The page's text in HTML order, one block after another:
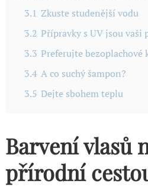
3.1 Zkuste studenější vodu
3.2 Přípravky s UV jsou vaši
3.3 Preferujte bezoplachové
3.4 A co suchý šampon?
3.5 Dejte sbohem teplu
Barvení vlasů
přírodní